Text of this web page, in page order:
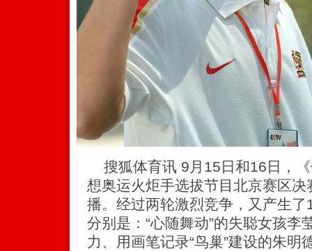
搜狐体育讯 9月15日和16日，
想奥运火炬手选拔节目北京赛区
播。经过两轮激烈竞争，又产生
分别是：“心随舞动”的失聪女孩李
力、用画笔记录“鸟巢”建设的朱明